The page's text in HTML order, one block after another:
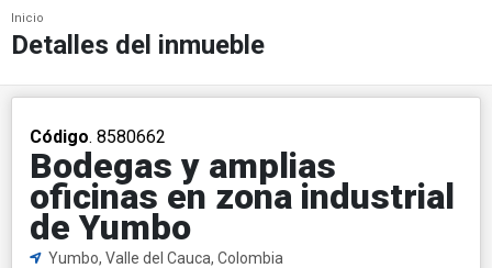
Inicio
Detalles del inmueble
Código. 8580662
Bodegas y amplias
oficinas en zona industrial
de Yumbo
Yumbo, Valle del Cauca, Colombia